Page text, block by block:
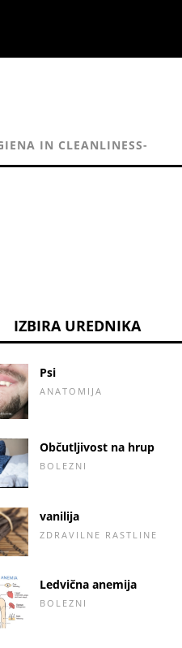
IN CLEANLINESS-
IZBIRA UREDNIKA
Psi
ANATOMIJA
Občutljivost na hrup
BOLEZNI
vanilija
ZDRAVILNE RASTLINE
Ledvična anemija
BOLEZNI